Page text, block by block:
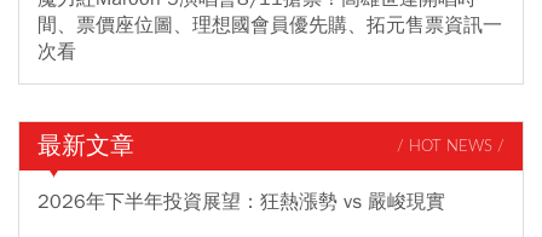
間、票價座位圖、理想國會員優先購、拓元售票資訊一
次看
最新文章 / HOT NEWS /
2026年下半年投資展望：狂熱漲勢 vs 嚴峻現實